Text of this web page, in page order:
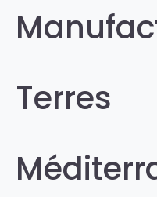
Terres